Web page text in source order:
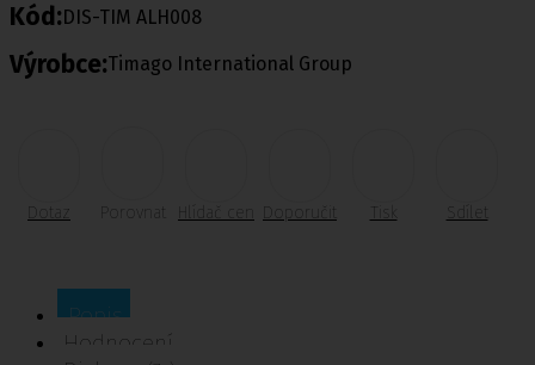
Kód:DIS-TIM ALH008
Výrobce:Timago International Group
Dotaz Porovnat Doporučit Tisk Sdílet
Popis
Hodnocení